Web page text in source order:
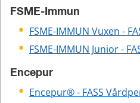
FSME-Immun
FSME-IMMUN Vuxen -
FSME-IMMUN Junior -
Encepur
Encepur® - FASS